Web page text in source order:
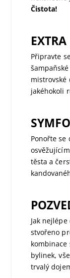
Čistota!
Připravte
jakéhokoli
Ponořte se
těsta a
Jak
stvořeno
bylinek,
trvalý